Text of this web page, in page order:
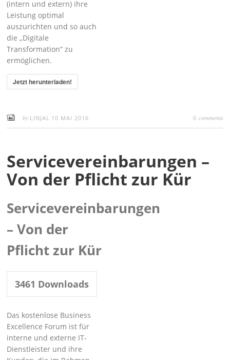
(intern und extern) ihre
Leistung optimal
auszurichten und so auch
die „Digitale
Transformation“ zu
ermöglichen.
Jetzt herunterladen!
by LINJAL 10 MAI 2016 0 comments
Servicevereinbarungen –
Von der Pflicht zur Kür
Servicevereinbarungen
– Von der
Pflicht zur Kür
3461 Downloads
Das kostenlose Business
Excellence Forum ist für
interne und externe IT-
Dienstleister und ihre